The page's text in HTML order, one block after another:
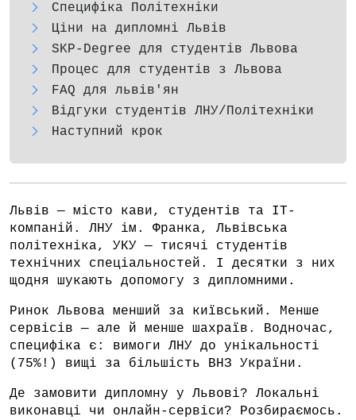
Специфіка Політехніки
Ціни на дипломні Львів
SKP-Degree для студентів Львова
Процес для студентів з Львова
FAQ для львів'ян
Відгуки студентів ЛНУ/Політехніки
Наступний крок
Львів — місто кави, студентів та IT-
компаній. ЛНУ ім. Франка, Львівська
політехніка, УКУ — тисячі студентів
технічних спеціальностей. І десятки з них
щодня шукають допомогу з дипломними.
Ринок Львова менший за київський. Менше
сервісів — але й менше шахраїв. Водночас,
специфіка є: вимоги ЛНУ до унікальності
(75%!) вищі за більшість ВНЗ України.
Де замовити дипломну у Львові? Локальні
виконавці чи онлайн-сервіси? Розбираємось.